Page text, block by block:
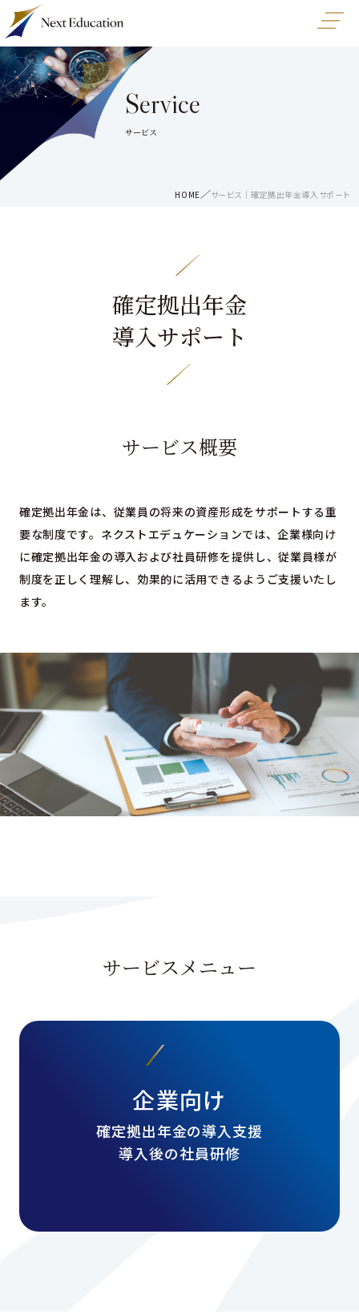
Service
サービス
HOME サービス｜確定拠出年金導入サポート
確定拠出年金
導入サポート
サービス概要
確定拠出年金は、従業員の将来の資産形成をサポートする重
要な制度です。ネクストエデュケーションでは、企業様向け
に確定拠出年金の導入および社員研修を提供し、従業員様が
制度を正しく理解し、効果的に活用できるようご支援いたし
ます。
サービスメニュー
企業向け
確定拠出年金の導入支援
導入後の社員研修